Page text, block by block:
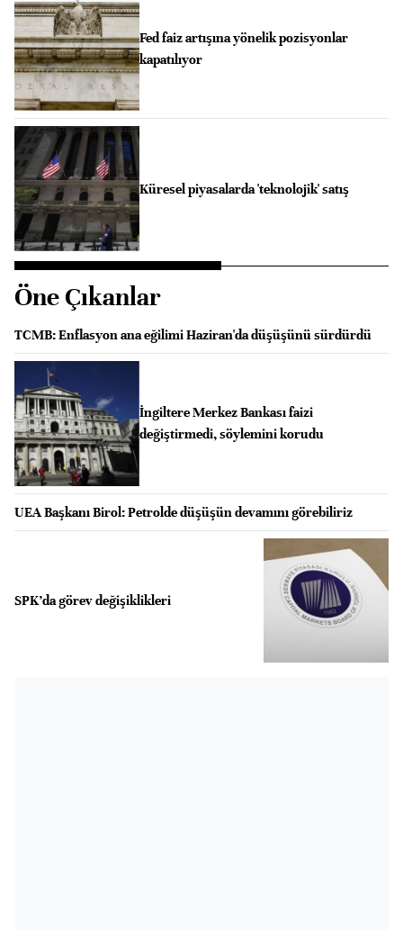
Fed faiz artışına yönelik pozisyonlar
kapatılıyor
Küresel piyasalarda 'teknolojik' satış
Öne Çıkanlar
TCMB: Enflasyon ana eğilimi Haziran'da düşüşünü sürdürdü
İngiltere Merkez Bankası faizi
değiştirmedi, söylemini korudu
UEA Başkanı Birol: Petrolde düşüşün devamını görebiliriz
SPK’da görev değişiklikleri